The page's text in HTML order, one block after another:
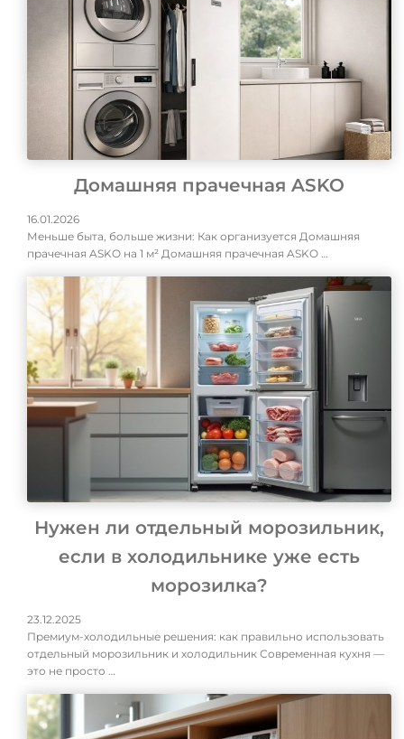
Домашняя прачечная ASKO
16.01.2026
Меньше быта, больше жизни: Как организуется Домашняя
прачечная ASKO на 1 м² Домашняя прачечная ASKO …
Нужен ли отдельный морозильник,
если в холодильнике уже есть
морозилка?
23.12.2025
Премиум-холодильные решения: как правильно использовать
отдельный морозильник и холодильник Современная кухня —
это не просто …